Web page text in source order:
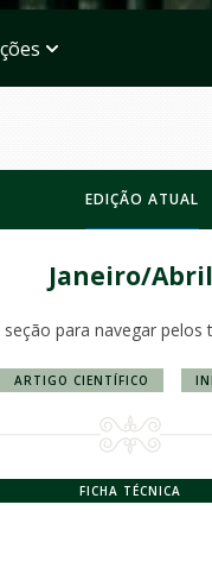
EDIÇÃO ATUAL
Janeiro/Abril
seção para navegar pelos
ARTIGO CIENTÍFICO
FICHA TÉCNICA